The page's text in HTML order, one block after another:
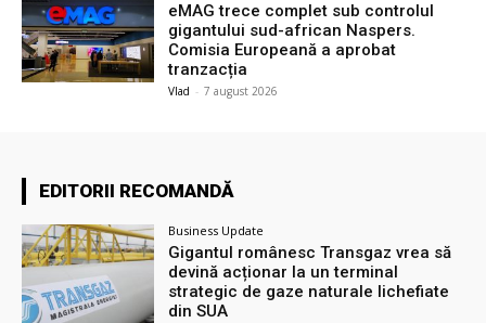
eMAG trece complet sub controlul
gigantului sud-african Naspers.
Comisia Europeană a aprobat
tranzacția
Vlad - 7 august 2026
EDITORII RECOMANDĂ
Business Update
Gigantul românesc Transgaz vrea să
devină acționar la un terminal
strategic de gaze naturale lichefiate
din SUA